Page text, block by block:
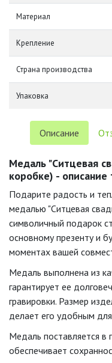
Материал
Крепление
Страна производства
Упаковка
Описание
Медаль "Ситцевая
коробке) - описание
Подарите радость и
медалью "Ситцевая
символичный подарок
основному презенту и
моментах вашей
Медаль выполнена из
гарантирует ее
гравировки. Размер
делает его удобным
Медаль поставляется в
обеспечивает